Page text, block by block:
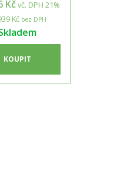
Kčvč. DPH 21%
Kč bez DPH
KOUPIT